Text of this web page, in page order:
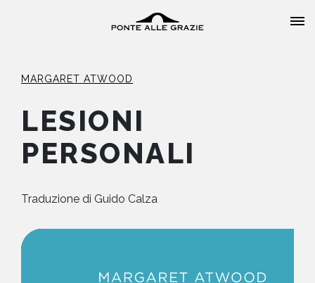
HOME
CATALOGO
AUTORI
MARGARET ATWOOD
LESIONI
PERSONALI
Traduzione di Guido Calza